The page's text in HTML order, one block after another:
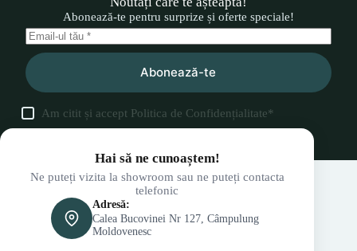
Abonează-te pentru surprize și oferte speciale!
Abonează-te
Am citit și accept Politica de Confidențialitate*
Hai să ne cunoaștem!
Ne puteți vizita la showroom sau ne puteți contacta
telefonic
Adresă:
Calea Bucovinei Nr 127, Câmpulung
Moldovenesc